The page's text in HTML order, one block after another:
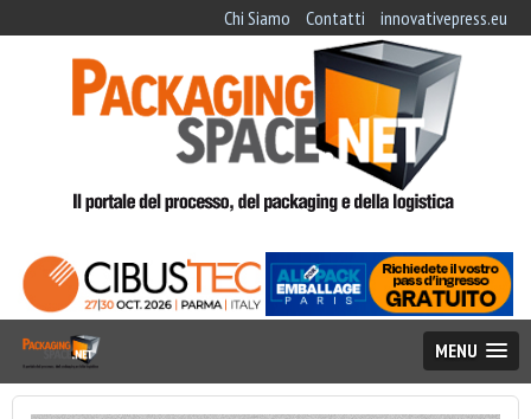
Chi Siamo Contatti innovativepress.eu
MENU